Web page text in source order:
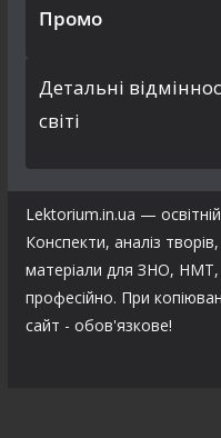
Промо
Детальні
світі
Lektorium.in.ua —
Конспекти, аналіз
матеріали для ЗНО,
професійно. При
сайт - обов'язкове!